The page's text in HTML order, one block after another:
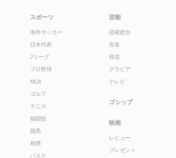
スポーツ
海外サッカー
日本代表
Jリーグ
プロ野球
MLB
ゴルフ
テニス
格闘技
競馬
相撲
バスケ
芸能
芸能総合
音楽
韓流
グラビア
テレビ
ゴシップ
映画
レビュー
プレゼント